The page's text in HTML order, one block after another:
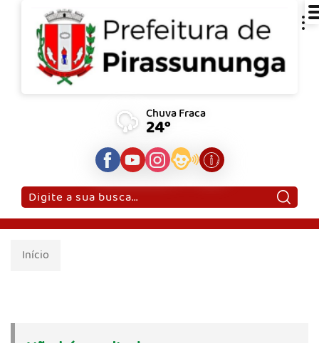
Chuva Fraca
24°
Pesquisar:
Início